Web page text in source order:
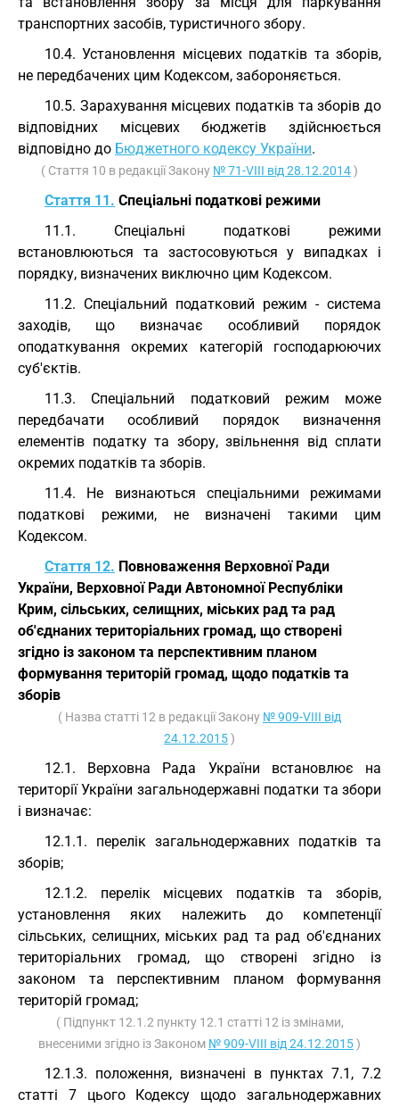
транспортних засобів, туристичного збору.
10.4. Установлення місцевих податків та зборів,
не передбачених цим Кодексом, забороняється.
10.5. Зарахування місцевих податків та зборів до
відповідних місцевих бюджетів здійснюється
відповідно до Бюджетного кодексу України.
( Стаття 10 в редакції Закону № 71-VIII від 28.12.2014)
Стаття 11. Спеціальні податкові режими
11.1. Спеціальні податкові режими
встановлюються та застосовуються у випадках і
порядку, визначених виключно цим Кодексом.
11.2. Спеціальний податковий режим - система
заходів, що визначає особливий порядок
оподаткування окремих категорій господарюючих
суб'єктів.
11.3. Спеціальний податковий режим може
передбачати особливий порядок визначення
елементів податку та збору, звільнення від сплати
окремих податків та зборів.
11.4. Не визнаються спеціальними режимами
податкові режими, не визначені такими цим
Кодексом.
Стаття 12. Повноваження Верховної Ради
України, Верховної Ради Автономної Республіки
Крим, сільських, селищних, міських рад та рад
об'єднаних територіальних громад, що створені
згідно із законом та перспективним планом
формування територій громад, щодо податків та
зборів
( Назва статті 12 в редакції Закону № 909-VIII від
24.12.2015)
12.1. Верховна Рада України встановлює на
території України загальнодержавні податки та збори
і визначає:
12.1.1. перелік загальнодержавних податків та
зборів;
12.1.2. перелік місцевих податків та зборів,
установлення яких належить до компетенції
сільських, селищних, міських рад та рад об'єднаних
територіальних громад, що створені згідно із
законом та перспективним планом формування
територій громад;
( Підпункт 12.1.2 пункту 12.1 статті 12 із змінами,
внесеними згідно із Законом № 909-VIII від 24.12.2015)
12.1.3. положення, визначені в пунктах 7.1, 7.2
статті 7 цього Кодексу щодо загальнодержавних